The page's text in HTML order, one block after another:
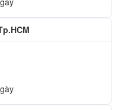
toàn hơn bao giờ hết khi
có thể mở khóa iPhone,
chỉ trong nháy mắt mà
thức bảo mật an toàn
hơn nữa trên iPhone XR.
minh và mạnh mẽ